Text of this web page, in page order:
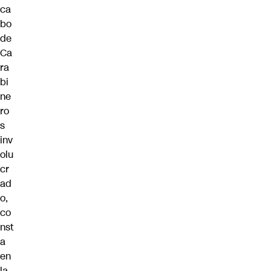
ca
bo
de
Ca
ra
bi
ne
ro
s
inv
olu
cr
ad
o,
co
nst
a
en